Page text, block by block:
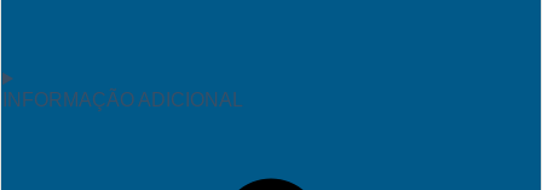
INFORMAÇÃO ADICIONAL